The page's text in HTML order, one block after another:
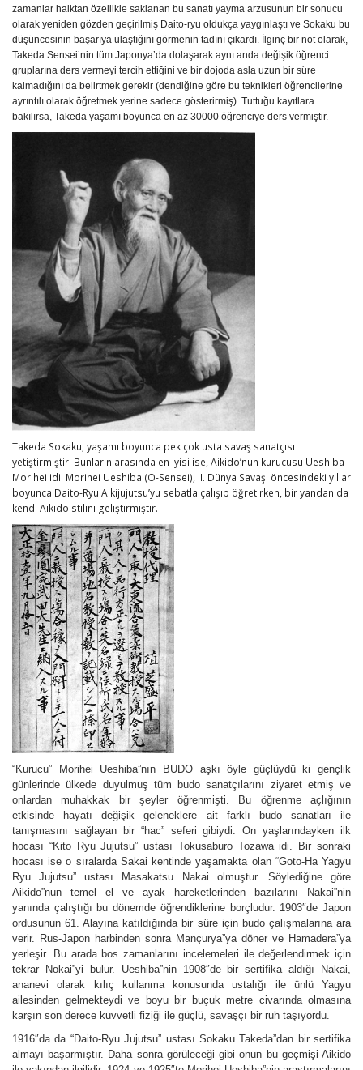
zamanlar halktan özellikle saklanan bu sanatı yayma arzusunun bir sonucu
olarak yeniden gözden geçirilmiş Daito-ryu oldukça yaygınlaştı ve Sokaku bu
düşüncesinin başarıya ulaştığını görmenin tadını çıkardı. İlginç bir not olarak,
Takeda Sensei’nin tüm Japonya’da dolaşarak aynı anda değişik öğrenci
gruplarına ders vermeyi tercih ettiğini ve bir dojoda asla uzun bir süre
kalmadığını da belirtmek gerekir (dendiğine göre bu teknikleri öğrencilerine
ayrıntılı olarak öğretmek yerine sadece gösterirmiş). Tuttuğu kayıtlara
bakılırsa, Takeda yaşamı boyunca en az 30000 öğrenciye ders vermiştir.
Takeda Sokaku, yaşamı boyunca pek çok usta savaş sanatçısı
yetiştirmiştir. Bunların arasında en iyisi ise, Aikido’nun kurucusu Ueshiba
Morihei idi. Morihei Ueshiba (O-Sensei), II. Dünya Savaşı öncesindeki yıllar
boyunca Daito-Ryu Aikijujutsu’yu sebatla çalışıp öğretirken, bir yandan da
kendi Aikido stilini geliştirmiştir.
“Kurucu” Morihei Ueshiba”nın BUDO aşkı öyle güçlüydü ki gençlik
günlerinde ülkede duyulmuş tüm budo sanatçılarını ziyaret etmiş ve
onlardan muhakkak bir şeyler öğrenmişti. Bu öğrenme açlığının
etkisinde hayatı değişik geleneklere ait farklı budo sanatları ile
tanışmasını sağlayan bir “hac” seferi gibiydi. On yaşlarındayken ilk
hocası “Kito Ryu Jujutsu” ustası Tokusaburo Tozawa idi. Bir sonraki
hocası ise o sıralarda Sakai kentinde yaşamakta olan “Goto-Ha Yagyu
Ryu Jujutsu” ustası Masakatsu Nakai olmuştur. Söylediğine göre
Aikido”nun temel el ve ayak hareketlerinden bazılarını Nakai”nin
yanında çalıştığı bu dönemde öğrendiklerine borçludur. 1903″de Japon
ordusunun 61. Alayına katıldığında bir süre için budo çalışmalarına ara
verir. Rus-Japon harbinden sonra Mançurya”ya döner ve Hamadera”ya
yerleşir. Bu arada bos zamanlarını incelemeleri ile değerlendirmek için
tekrar Nokai”yi bulur. Ueshiba”nin 1908″de bir sertifika aldığı Nakai,
ananevi olarak kılıç kullanma konusunda ustalığı ile ünlü Yagyu
ailesinden gelmekteydi ve boyu bir buçuk metre civarında olmasına
karşın son derece kuvvetli fiziği ile güçlü, savaşçı bir ruh taşıyordu.
1916″da da “Daito-Ryu Jujutsu” ustası Sokaku Takeda”dan bir sertifika
almayı başarmıştır. Daha sonra görüleceği gibi onun bu geçmişi Aikido